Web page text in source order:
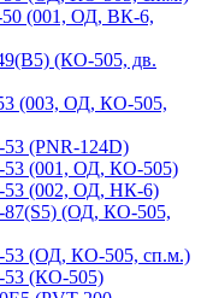
(001, ОД, ВК-6,
(КО-505, дв.
(003, ОД, КО-505,
(PNR-124D)
53 (001, ОД, КО-505)
53 (002, ОД, НК-6)
87(S5) (ОД, КО-505,
53 (ОД, КО-505, сп.м.)
53 (КО-505)